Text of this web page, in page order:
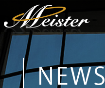
NEWS